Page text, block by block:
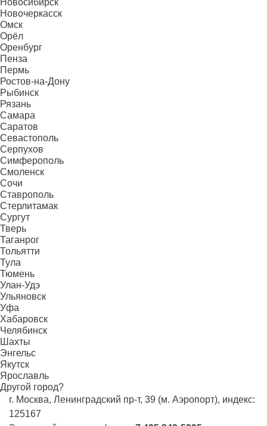
Новочеркасск
Омск
Орёл
Оренбург
Пенза
Пермь
Ростов-на-Дону
Рыбинск
Рязань
Самара
Саратов
Севастополь
Серпухов
Симферополь
Смоленск
Сочи
Ставрополь
Стерлитамак
Сургут
Тверь
Таганрог
Тольятти
Тула
Тюмень
Улан-Удэ
Ульяновск
Уфа
Хабаровск
Челябинск
Шахты
Энгельс
Якутск
Ярославль
Другой город?
г. Москва, Ленинградский пр-т, 39 (м. Аэропорт), индекс:
125167